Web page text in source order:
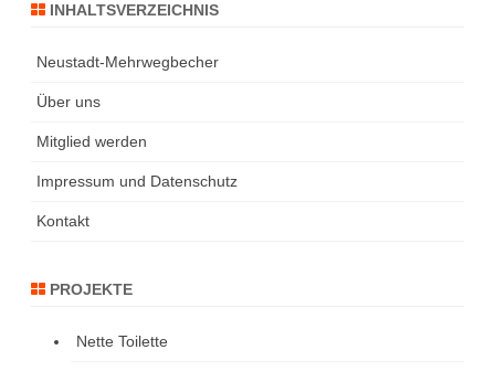
INHALTSVERZEICHNIS
Neustadt-Mehrwegbecher
Über uns
Mitglied werden
Impressum und Datenschutz
Kontakt
PROJEKTE
Nette Toilette